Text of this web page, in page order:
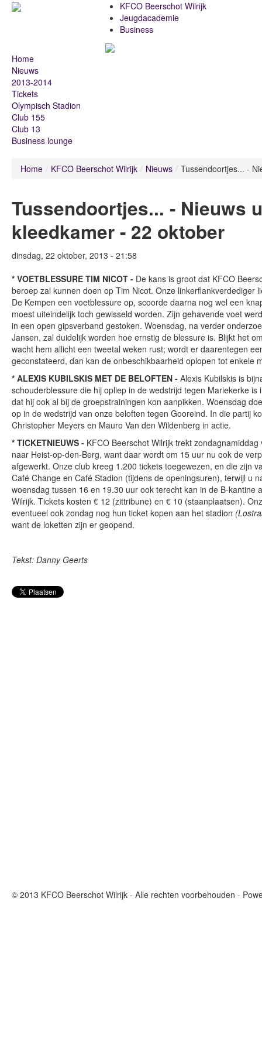
KFCO Beerschot Wilrijk
Jeugdacademie
Business
Home
Nieuws
2013-2014
Tickets
Olympisch Stadion
Club 155
Club 13
Business lounge
Home / KFCO Beerschot Wilrijk / Nieuws / Tussendoortjes... -
Tussendoortjes... - Nieuws
kleedkamer - 22 oktober
dinsdag, 22 oktober, 2013 - 21:58
* VOETBLESSURE TIM NICOT - De kans is groot dat KFCO
beroep zal kunnen doen op Tim Nicot. Onze linkerflankverdediger
De Kempen een voetblessure op, scoorde daarna nog wel een
moest uiteindelijk toch gewisseld worden. Zijn gehavende voet
in een open gipsverband gestoken. Woensdag, na verder
Jansen, zal duidelijk worden hoe ernstig de blessure is. Blijkt het
wacht hem allicht een tweetal weken rust; wordt er daarentegen
geconstateerd, dan kan de onbeschikbaarheid oplopen tot enkele
* ALEXIS KUBILSKIS MET DE BELOFTEN - Alexis Kubilskis is
schouderblessure die hij opliep in de wedstrijd tegen Mariekerke
dat hij ook al bij de groepstrainingen kon aanpikken. Woensdag
op in de wedstrijd van onze beloften tegen Gooreind. In die partij
Christopher Meyers en Mauro Van den Wildenberg in actie.
* TICKETNIEUWS - KFCO Beerschot Wilrijk trekt
naar Heist-op-den-Berg, want daar wordt om 15 uur nu ook de
afgewerkt. Onze club kreeg 1.200 tickets toegewezen, en die zijn
Café Change en Café Stadion (tijdens de openingsuren), terwijl u
woensdag tussen 16 en 19.30 uur ook terecht kan in de B-kantine
Wilrijk. Tickets kosten € 12 (zittribune) en € 10 (staanplaatsen).
eventueel ook zondag nog hun ticket kopen aan het stadion
want de loketten zijn er geopend.
Tekst: Danny Geerts
© 2013 KFCO Beerschot Wilrijk - Alle rechten voorbehouden -